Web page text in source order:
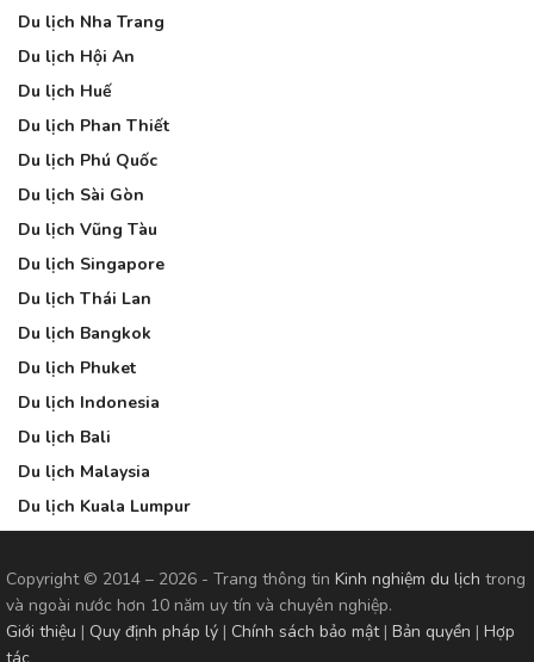
Du lịch Nha Trang
Du lịch Hội An
Du lịch Huế
Du lịch Phan Thiết
Du lịch Phú Quốc
Du lịch Sài Gòn
Du lịch Vũng Tàu
Du lịch Singapore
Du lịch Thái Lan
Du lịch Bangkok
Du lịch Phuket
Du lịch Indonesia
Du lịch Bali
Du lịch Malaysia
Du lịch Kuala Lumpur
Copyright © 2014 – 2026 - Trang thông tin Kinh nghiệm du lịch trong
và ngoài nước hơn 10 năm uy tín và chuyên nghiệp.
Giới thiệu | Quy định pháp lý | Chính sách bảo mật| Bản quyền | Hợp